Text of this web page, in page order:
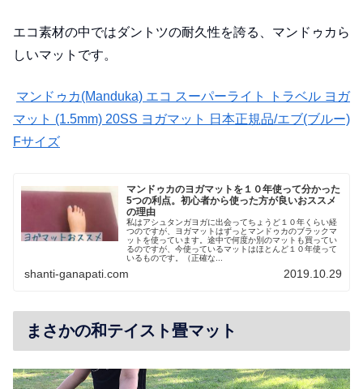
エコ素材の中ではダントツの耐久性を誇る、マンドゥカら
しいマットです。
マンドゥカ(Manduka) エコ スーパーライト トラベル ヨガ
マット (1.5mm) 20SS ヨガマット 日本正規品/エブ(ブルー)
Fサイズ
マンドゥカのヨガマットを１０年使って分かった
5つの利点。初心者から使った方が良いおススメ
の理由
私はアシュタンガヨガに出会ってちょうど１０年くらい経
つのですが、ヨガマットはずっとマンドゥカのブラックマ
ットを使っています。途中で何度か別のマットも買ってい
るのですが、今使っているマットはほとんど１０年使って
いるものです。（正確な...
shanti-ganapati.com 2019.10.29
まさかの和テイスト畳マット